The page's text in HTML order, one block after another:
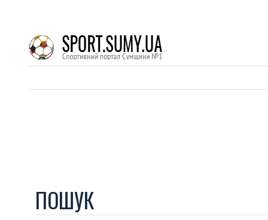
ПОШУК